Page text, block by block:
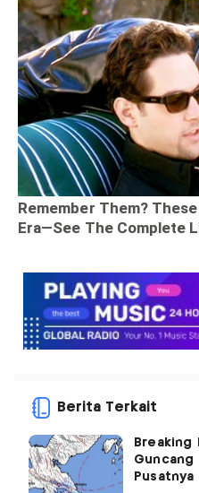
Berita Terkait
Breaking
Guncang